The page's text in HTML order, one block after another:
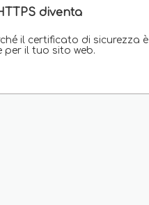
diventa
il certificato di sicurezza è
il tuo sito web.